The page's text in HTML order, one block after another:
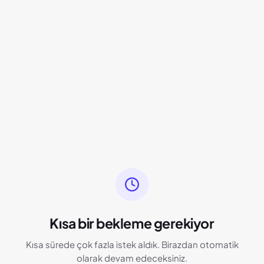
Kısa bir bekleme gerekiyor
Kısa sürede çok fazla istek aldık. Birazdan otomatik
olarak devam edeceksiniz.